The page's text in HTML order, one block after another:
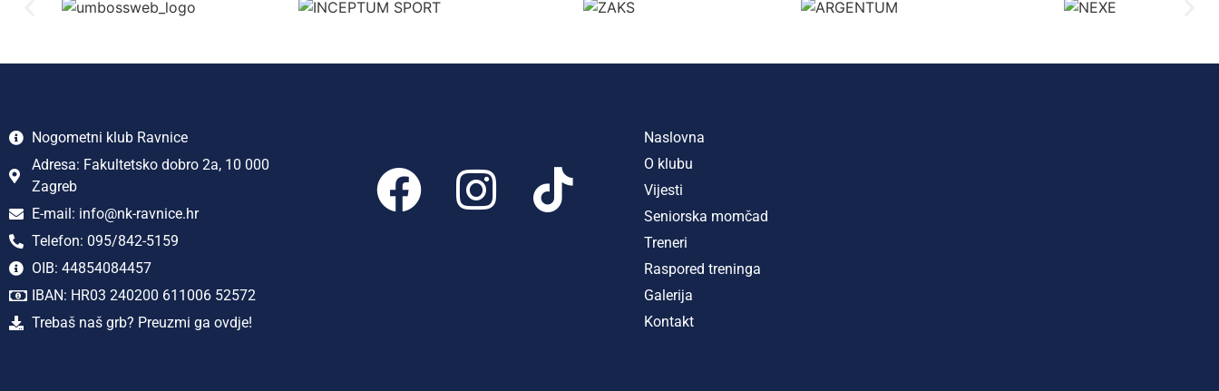
Nogometni klub Ravnice
Adresa: Fakultetsko dobro 2a, 10 000
Zagreb
E-mail: info@nk-ravnice.hr
Telefon: 095/842-5159
OIB: 44854084457
IBAN: HR03 240200 611006 52572
Trebaš naš grb? Preuzmi ga ovdje!
Naslovna
O klubu
Vijesti
Seniorska momčad
Treneri
Raspored treninga
Galerija
Kontakt